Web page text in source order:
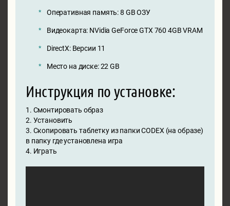
Оперативная память: 8 GB ОЗУ
Видеокарта: NVidia GeForce GTX 760 4GB VRAM
DirectX: Версии 11
Место на диске: 22 GB
Инструкция по установке:
1. Смонтировать образ
2. Установить
3. Скопировать таблетку из папки CODEX (на образе)
в папку где установлена игра
4. Играть